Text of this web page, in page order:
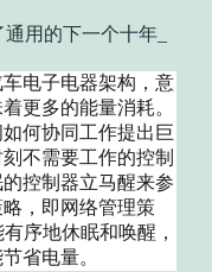
用的下一个十年_
电子电器架构，意
更多的能量消耗。
何协同工作提出巨
不需要工作的控制
控制器立马醒来参
，即网络管理策
序地休眠和唤醒，
省电量。